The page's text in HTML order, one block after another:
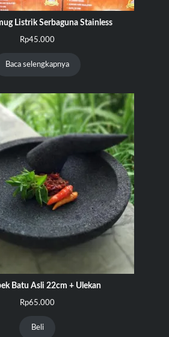
Listrik Serbaguna Stainless
Rp45.000
Baca selengkapnya
Batu Asli 22cm + Ulekan
Rp65.000
Beli